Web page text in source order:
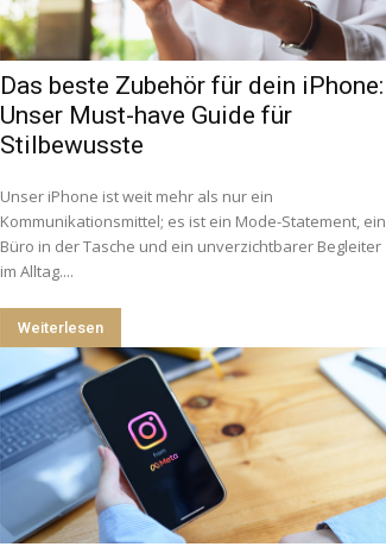
Das beste Zubehör für dein iPhone:
Unser Must-have Guide für
Stilbewusste
Unser iPhone ist weit mehr als nur ein
Kommunikationsmittel; es ist ein Mode-Statement, ein
Büro in der Tasche und ein unverzichtbarer Begleiter
im Alltag....
Weiterlesen